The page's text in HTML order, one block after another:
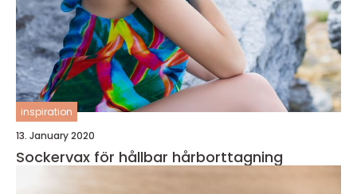
inspiration
13. January 2020
Sockervax för hållbar hårborttagning